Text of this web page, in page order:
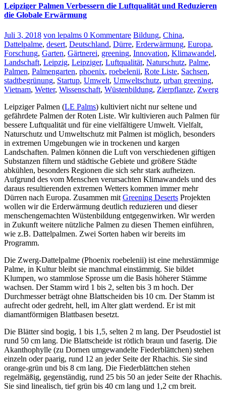
Leipziger Palmen Verbessern die Luftqualität und Reduzieren
die Globale Erwärmung
Juli 3, 2018 von lepalms 0 Kommentare Bildung, China,
Dattelpalme, desert, Deutschland, Dürre, Erderwärmung, Europa,
Forschung, Garten, Gärtnerei, greening, Innovation, Klimawandel,
Landschaft, Leipzig, Leipziger, Luftqualität, Naturschutz, Palme,
Palmen, Palmengarten, phoenix, roebelenii, Rote Liste, Sachsen,
stadtbegrünung, Startup, Umwelt, Umweltschutz, urban greening,
Vietnam, Wetter, Wissenschaft, Wüstenbildung, Zierpflanze, Zwerg
Leipziger Palmen (LE Palms) kultiviert nicht nur seltene und
gefährdete Palmen der Roten Liste. Wir kultivieren auch Palmen für
bessere Luftqualität und für eine vielfältigere Umwelt. Vielfalt,
Naturschutz und Umweltschutz mit Palmen ist möglich, besonders
in extremen Umgebungen wie in trockenen und kargen
Landschaften. Palmen können die Luft von verschiedenen giftigen
Substanzen filtern und städtische Gebiete und größere Städte
abkühlen, besonders Regionen die sich sehr stark aufheizen.
Aufgrund des vom Menschen verursachten Klimawandels und des
daraus resultierenden extremen Wetters kommen immer mehr
Dürren nach Europa. Zusammen mit Greening Deserts Projekten
wollen wir die Erderwärmung deutlich reduzieren und dieser
menschengemachten Wüstenbildung entgegenwirken. Wir werden
in Zukunft weitere nützliche Palmen zu diesen Themen einführen,
wie z.B. Dattelpalmen. Zwei Sorten haben wir bereits im
Programm.
Die Zwerg-Dattelpalme (Phoenix roebelenii) ist eine mehrstämmige
Palme, in Kultur bleibt sie manchmal einstämmig. Sie bildet
Klumpen, wo stammlose Sprosse um die Basis höherer Stämme
wachsen. Der Stamm wird 1 bis 2, selten bis 3 m hoch. Der
Durchmesser beträgt ohne Blattscheiden bis 10 cm. Der Stamm ist
aufrecht oder gedreht, hell, im Alter glatt werdend. Er ist mit
diamantförmigen Blattbasen besetzt.
Die Blätter sind bogig, 1 bis 1,5, selten 2 m lang. Der Pseudostiel ist
rund 50 cm lang. Die Blattscheide ist rötlich braun und faserig. Die
Akanthophylle (zu Dornen umgewandelte Fiederblättchen) stehen
einzeln oder paarig, rund 12 an jeder Seite der Rhachis. Sie sind
orange-grün und bis 8 cm lang. Die Fiederblättchen stehen
regelmäßig, gegenständig, rund 25 bis 50 an jeder Seite der Rhachis.
Sie sind linealisch, tief grün bis 40 cm lang und 1,2 cm breit.